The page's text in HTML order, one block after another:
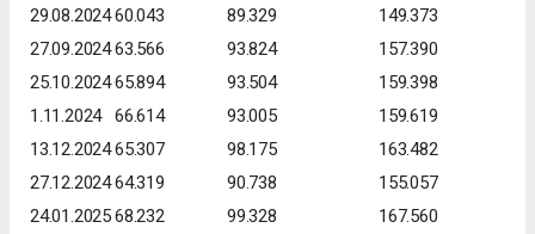
29.08.202460.043 89.329
149.373
27.09.202463.566 93.824
157.390
25.10.202465.894 93.504
159.398
1.11.2024 66.614 93.005
159.619
13.12.202465.307 98.175
163.482
27.12.202464.319 90.738
155.057
24.01.202568.232 99.328
167.560